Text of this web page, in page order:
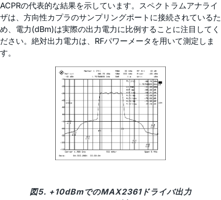
ACPRの代表的な結果を示しています。スペクトラムアナライ
ザは、方向性カプラのサンプリングポートに接続されているた
め、電力(dBm)は実際の出力電力に比例することに注目してく
ださい。絶対出力電力は、RFパワーメータを用いて測定しま
す。
図5. +10dBmでのMAX2361ドライバ出力